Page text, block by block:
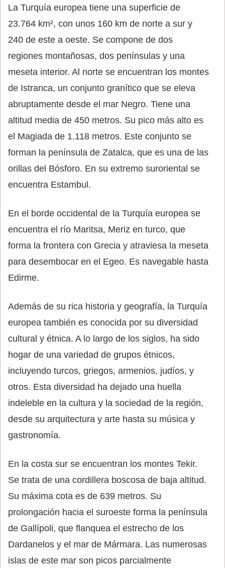
La Turquía europea tiene una superficie de
23.764 km², con unos 160 km de norte a sur y
240 de este a oeste. Se compone de dos
regiones montañosas, dos penínsulas y una
meseta interior. Al norte se encuentran los montes
de Istranca, un conjunto granítico que se eleva
abruptamente desde el mar Negro. Tiene una
altitud media de 450 metros. Su pico más alto es
el Magiada de 1.118 metros. Este conjunto se
forman la península de Zatalca, que es una de las
orillas del Bósforo. En su extremo suroriental se
encuentra Estambul.
En el borde occidental de la Turquía europea se
encuentra el río Maritsa, Meriz en turco, que
forma la frontera con Grecia y atraviesa la meseta
para desembocar en el Egeo. Es navegable hasta
Edirme.
Además de su rica historia y geografía, la Turquía
europea también es conocida por su diversidad
cultural y étnica. A lo largo de los siglos, ha sido
hogar de una variedad de grupos étnicos,
incluyendo turcos, griegos, armenios, judíos, y
otros. Esta diversidad ha dejado una huella
indeleble en la cultura y la sociedad de la región,
desde su arquitectura y arte hasta su música y
gastronomía.
En la costa sur se encuentran los montes Tekir.
Se trata de una cordillera boscosa de baja altitud.
Su máxima cota es de 639 metros. Su
prolongación hacia el suroeste forma la península
de Gallípoli, que flanquea el estrecho de los
Dardanelos y el mar de Mármara. Las numerosas
islas de este mar son picos parcialmente